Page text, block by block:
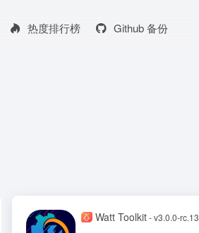
热度排行榜 Github 备份
Watt Toolkit- v3.0.0-rc.13